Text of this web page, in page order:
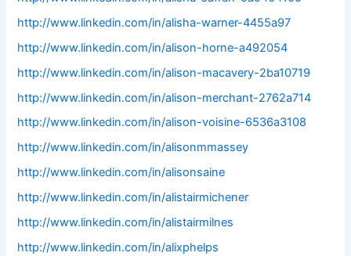
http://www.linkedin.com/in/alisha-warner-4455a97
http://www.linkedin.com/in/alison-horne-a492054
http://www.linkedin.com/in/alison-macavery-2ba10719
http://www.linkedin.com/in/alison-merchant-2762a714
http://www.linkedin.com/in/alison-voisine-6536a3108
http://www.linkedin.com/in/alisonmmassey
http://www.linkedin.com/in/alisonsaine
http://www.linkedin.com/in/alistairmichener
http://www.linkedin.com/in/alistairmilnes
http://www.linkedin.com/in/alixphelps